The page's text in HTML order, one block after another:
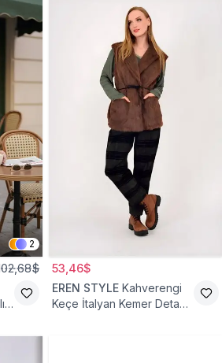
2
53,46$
EREN STYLE Kahverengi
Keçe İtalyan Kemer Detaylı